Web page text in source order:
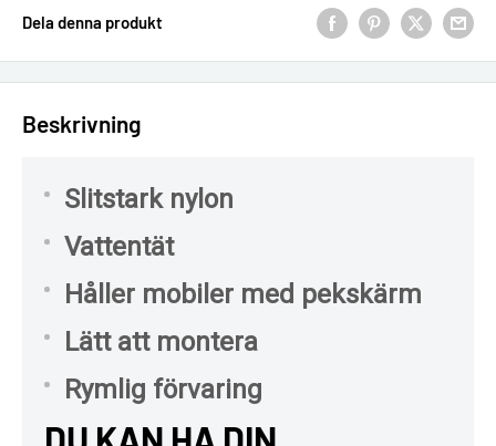
Dela denna produkt
Beskrivning
Slitstark nylon
Vattentät
Håller mobiler med pekskärm
Lätt att montera
Rymlig förvaring